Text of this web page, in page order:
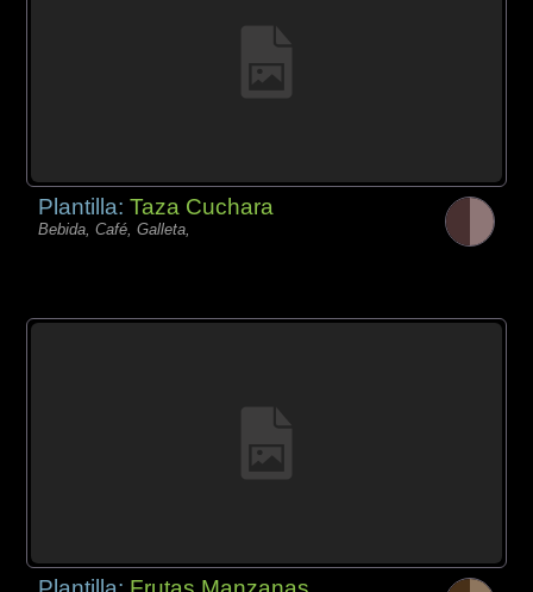
Plantilla:Taza Cuchara
Bebida, Café, Galleta,